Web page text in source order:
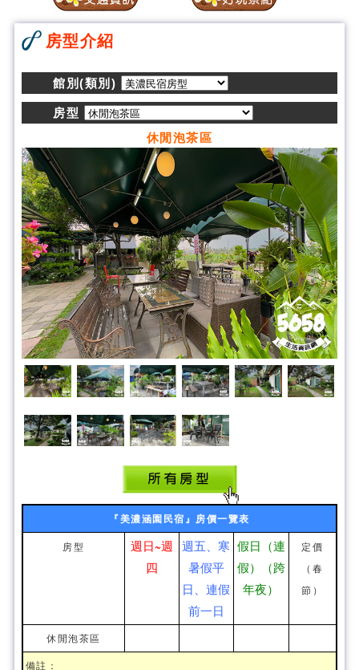
房型介紹
館別(類別)
房型
休閒泡茶區
『美濃涵園民宿』房價一覽表
房型
週日~週
四
週五、寒
暑假平
日、連假
前一日
假日（連
假）（跨
年夜）
定價
（春
節）
休閒泡茶區
備註：